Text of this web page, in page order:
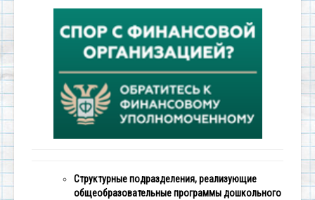
Структурные подразделения, реализующие
общеобразовательные программы дошкольного